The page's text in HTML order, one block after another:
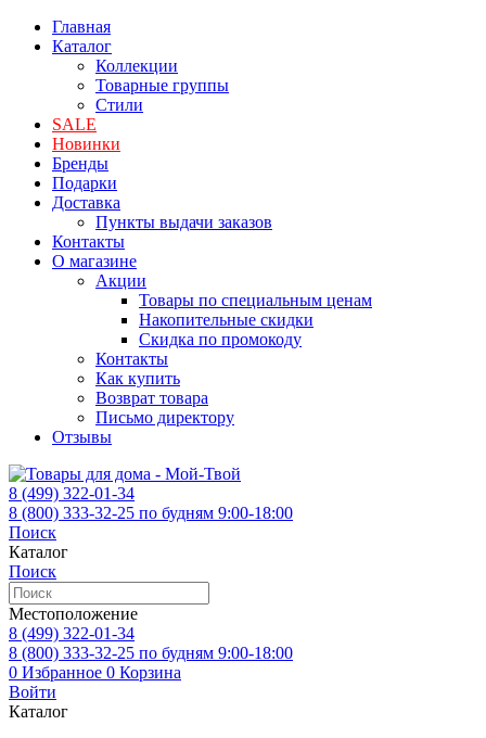
Главная
Каталог
Коллекции
Товарные группы
Стили
SALE
Новинки
Бренды
Подарки
Доставка
Пункты выдачи заказов
Контакты
О магазине
Акции
Товары по специальным ценам
Накопительные скидки
Скидка по промокоду
Контакты
Как купить
Возврат товара
Письмо директору
Отзывы
8 (499) 322-01-34
8 (800) 333-32-25 по будням 9:00-18:00
Поиск
Каталог
Поиск
Местоположение
8 (499) 322-01-34
8 (800) 333-32-25 по будням 9:00-18:00
0 Избранное 0 Корзина
Войти
Каталог